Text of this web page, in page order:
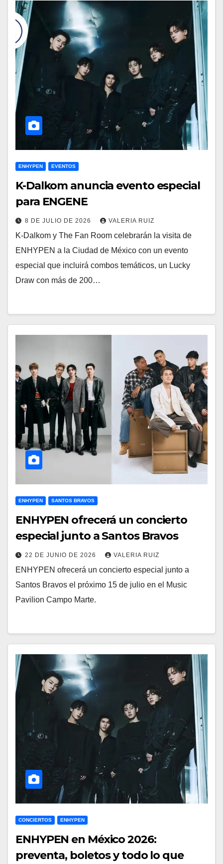
ENHYPEN EVENTOS
K-Dalkom anuncia evento especial
para ENGENE
8 DE JULIO DE 2026 VALERIA RUIZ
K-Dalkom y The Fan Room celebrarán la visita de
ENHYPEN a la Ciudad de México con un evento
especial que incluirá combos temáticos, un Lucky
Draw con más de 200…
ENHYPEN SANTOS BRAVOS
ENHYPEN ofrecerá un concierto
especial junto a Santos Bravos
22 DE JUNIO DE 2026 VALERIA RUIZ
ENHYPEN ofrecerá un concierto especial junto a
Santos Bravos el próximo 15 de julio en el Music
Pavilion Campo Marte.
CONCIERTOS ENHYPEN
ENHYPEN en México 2026:
preventa, boletos y todo lo que